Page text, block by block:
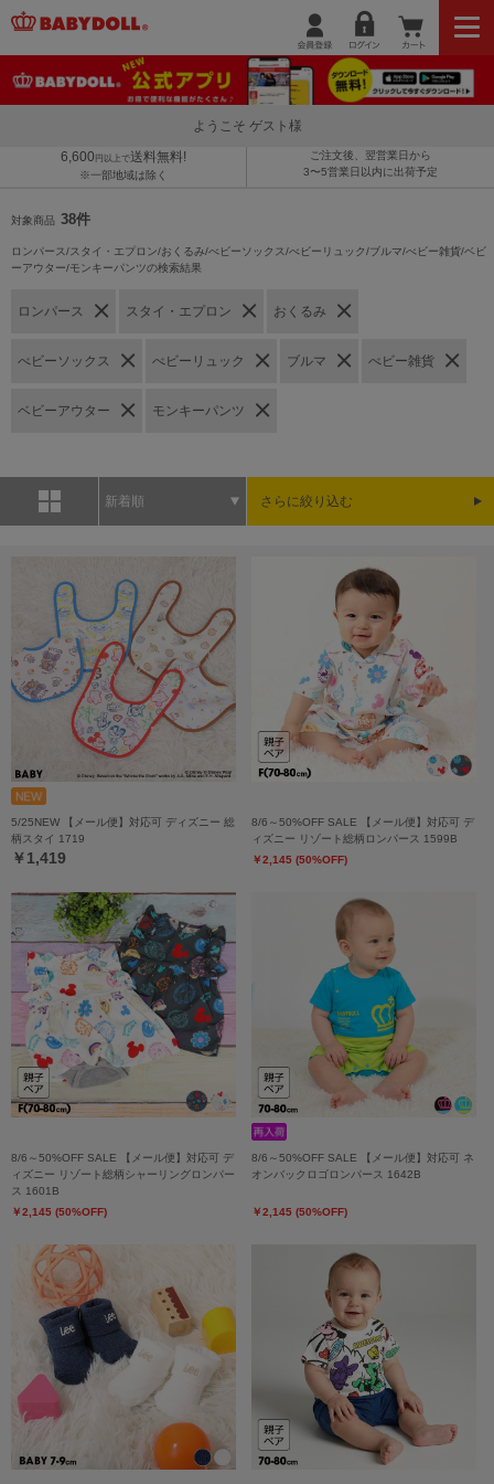
ようこそ ゲスト様
6,600 円以上で送料無料!
※一部地域は除く
ご注文後、翌営業日から
3〜5営業日以内に出荷予定
対象商品 38件
ロンパース/スタイ・エプロン/おくるみ/べビーソックス/べビーリュック/ブルマ/べビー雑貨/ベビ
ーアウター/モンキーパンツの検索結果
ロンパース スタイ・エプロン おくるみ
べビーソックス べビーリュック ブルマ べビー雑貨
ベビーアウター モンキーパンツ
新着順 さらに絞り込む
5/25NEW 【メール便】対応可 ディズニー 総
柄スタイ 1719
￥1,419
8/6～50%OFF SALE 【メール便】対応可 デ
ィズニー リゾート総柄ロンパース 1599B
￥2,145 (50%OFF)
8/6～50%OFF SALE 【メール便】対応可 デ
ィズニー リゾート総柄シャーリングロンパー
ス 1601B
￥2,145 (50%OFF)
8/6～50%OFF SALE 【メール便】対応可 ネ
オンバックロゴロンパース 1642B
￥2,145 (50%OFF)